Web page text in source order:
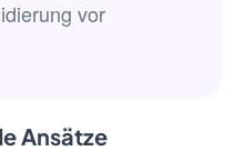
vor
Ansätze